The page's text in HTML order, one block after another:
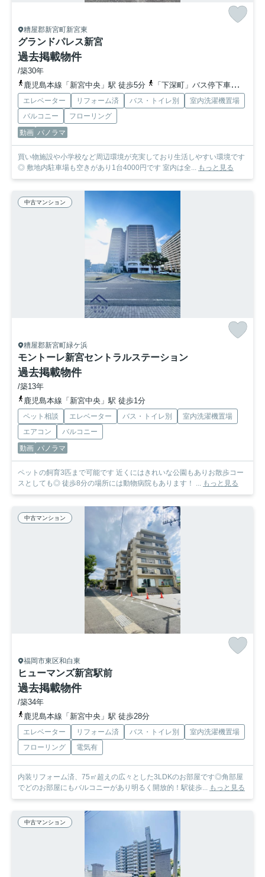
糟屋郡新宮町新宮東
グランドパレス新宮
過去掲載物件
/築30年
鹿児島本線「新宮中央」駅 徒歩5分
「下深町」バス停下車 徒歩3分
エレベーター リフォーム済 バス・トイレ別
室内洗濯機置場
バルコニー
フローリング
動画 パノラマ
買い物施設や小学校など周辺環境が充実しており生活しやすい環境です
◎ 敷地内駐車場も空きがあり1台4000円です 室内は全... もっと見る
中古マンション
糟屋郡新宮町緑ケ浜
モントーレ新宮セントラルステーション
過去掲載物件
/築13年
鹿児島本線「新宮中央」駅 徒歩1分
ペット相談 エレベーター バス・トイレ別
室内洗濯機置場
エアコン
バルコニー
動画 パノラマ
ペットの飼育3匹まで可能です 近くにはきれいな公園もありお散歩コー
スとしても◎ 徒歩8分の場所には動物病院もあります！ ... もっと見る
中古マンション
福岡市東区和白東
ヒューマンズ新宮駅前
過去掲載物件
/築34年
鹿児島本線「新宮中央」駅 徒歩28分
エレベーター リフォーム済 バス・トイレ別
室内洗濯機置場
フローリング
電気有
内装リフォーム済、75㎡超えの広々とした3LDKのお部屋です◎角部屋
でどのお部屋にもバルコニーがあり明るく開放的！駅徒歩... もっと見る
中古マンション